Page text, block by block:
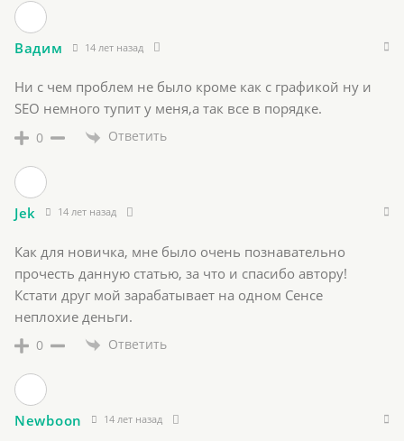
Вадим 14 лет назад
Ни с чем проблем не было кроме как с графикой ну и
SEO немного тупит у меня,а так все в порядке.
0 Ответить
Jek 14 лет назад
Как для новичка, мне было очень познавательно
прочесть данную статью, за что и спасибо автору!
Кстати друг мой зарабатывает на одном Сенсе
неплохие деньги.
0 Ответить
Newboon 14 лет назад